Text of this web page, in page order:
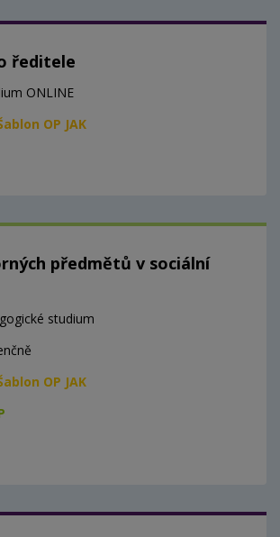
ředitele
ONLINE
OP JAK
předmětů v sociální
studium
OP JAK